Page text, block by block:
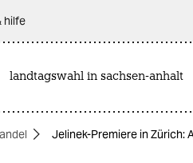
hilfe
landtagswahl in sachsen-anhalt
Jelinek-Premiere in Zürich: